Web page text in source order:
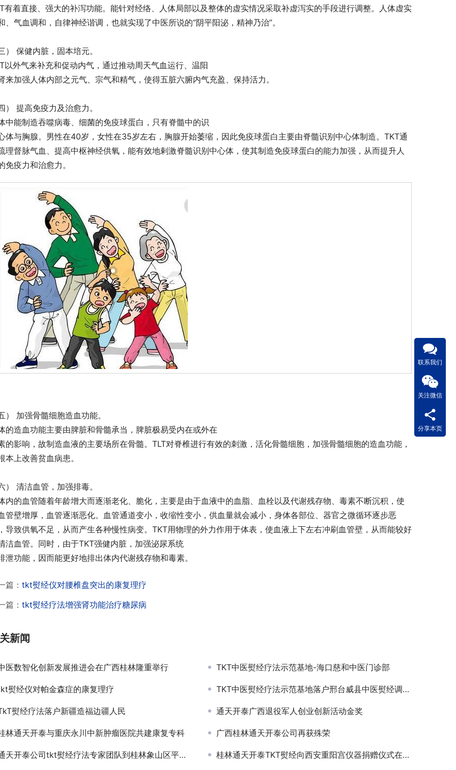
有着直接、强大的补泻功能。能针对经络、人体局部以及整体的虚实情况采取补虚泻实的手段进行调整。人体虚实
、气血调和，自律神经谐调，也就实现了中医所说的“阴平阳泌，精神乃治”。
三） 保健内脏，固本培元。
以外气来补充和促动内气，通过推动周天气血运行、温阳
来加强人体内部之元气、宗气和精气，使得五脏六腑内气充盈、保持活力。
四） 提高免疫力及治愈力。
中能制造吞噬病毒、细菌的免疫球蛋白，只有脊髓中的识
体与胸腺。男性在40岁，女性在35岁左右，胸腺开始萎缩，因此免疫球蛋白主要由脊髓识别中心体制造。TKT通
理督脉气血、提高中枢神经供氧，能有效地剌激脊髓识别中心体，使其制造免疫球蛋白的能力加强，从而提升人
免疫力和治愈力。
五） 加强骨髓细胞造血功能。
的造血功能主要由脾脏和骨髓承当，脾脏极易受内在或外在
的影响，故制造血液的主要场所在骨髓。TLT对脊椎进行有效的刺激，活化骨髓细胞，加强骨髓细胞的造血功能，
本上改善贫血病患。
六） 清洁血管，加强排毒。
内的血管随着年龄增大而逐渐老化、脆化，主要是由于血液中的血脂、血栓以及代谢残存物、毒素不断沉积，使
管壁增厚，血管逐渐恶化。血管通道变小，收缩性变小，供血量就会减小，身体各部位、器官之微循环逐步恶
导致供氧不足，从而产生各种慢性病变。TKT用物理的外力作用于体表，使血液上下左右冲刷血管壁，从而能较好
洁血管。同时，由于TKT强健内脏，加强泌尿系统
泄功能，因而能更好地排出体内代谢残存物和毒素。
篇： tkt熨经仪对腰椎盘突出的康复理疗
篇： tkt熨经疗法增强肾功能治疗糖尿病
新闻
医数智化创新发展推进会在广西桂林隆重举行 TKT中医熨经疗法示范基地-海口慈和中医门诊部
熨经仪对帕金森症的康复理疗 TKT中医熨经疗法示范基地落户邢台威县中医熨经调理中心
熨经疗法落户新疆造福边疆人民 通天开泰广西退役军人创业创新活动金奖
林通天开泰与重庆永川中新肿瘤医院共建康复专科 广西桂林通天开泰公司再获殊荣
天开泰公司tkt熨经疗法专家团队到桂林象山区平山社区开展健康活动 桂林通天开泰TKT熨经向西安重阳宫仪器捐赠仪式在西安重阳宫举行
联系我们
关注微信
分享本页